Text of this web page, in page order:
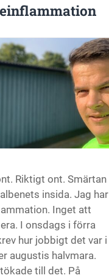
Riktigt ont. Smärtan
insida. Jag har
Inget att
I onsdags i förra
hur jobbigt det var i
augustis halvmara.
till det. På